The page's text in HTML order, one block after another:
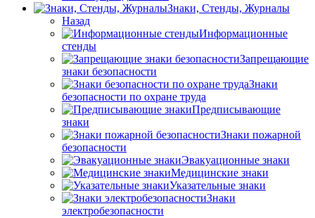
Знаки, Стенды, Журналы
Назад
Информационные
стенды
Запрещающие
знаки безопасности
Знаки
безопасности по охране труда
Предписывающие
знаки
Знаки пожарной
безопасности
Эвакуационные знаки
Медицинские знаки
Указательные знаки
Знаки
электробезопасности